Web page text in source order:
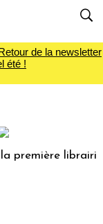
de la newsletter
été !
librairie du